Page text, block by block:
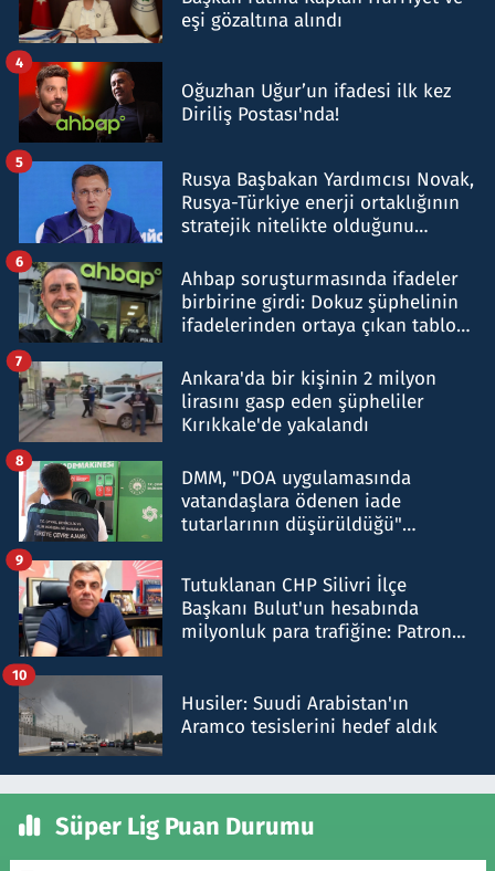
eşi gözaltına alındı
Oğuzhan Uğur’un ifadesi ilk kez
Diriliş Postası'nda!
4
Rusya Başbakan Yardımcısı Novak,
Rusya-Türkiye enerji ortaklığının
stratejik nitelikte olduğunu
5
Ahbap soruşturmasında ifadeler
birbirine girdi: Dokuz şüphelinin
ifadelerinden ortaya çıkan tablo
6
Ankara'da bir kişinin 2 milyon
lirasını gasp eden şüpheliler
Kırıkkale'de yakalandı
7
DMM, "DOA uygulamasında
vatandaşlara ödenen iade
tutarlarının düşürüldüğü"
8
Tutuklanan CHP Silivri İlçe
Başkanı Bulut'un hesabında
milyonluk para trafiğine: Patron
9
Husiler: Suudi Arabistan'ın
Aramco tesislerini hedef aldık
10
Süper Lig Puan Durumu